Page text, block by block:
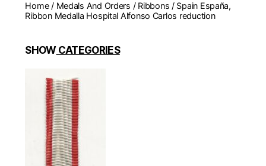
monedas,
medallas
Home/ Medals And Orders / Ribbons / Spain España,
Ribbon Medalla Hospital Alfonso Carlos reduction
SHOWCATEGORIES